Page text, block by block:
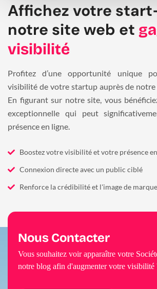
Affichez votre
notre site web et
visibilité
Profitez d’une opportunité unique
visibilité de votre startup auprès de notre
En figurant sur notre site, vous
exceptionnelle qui peut
présence en ligne.
Boostez votre visibilité et votre présence
Connexion directe avec un public ciblé
Renforce la crédibilité et l'image de marque
Nous Contacter
Vous souhaitez voir apparaître votre
notre blog afin d'augmenter votre visibilité